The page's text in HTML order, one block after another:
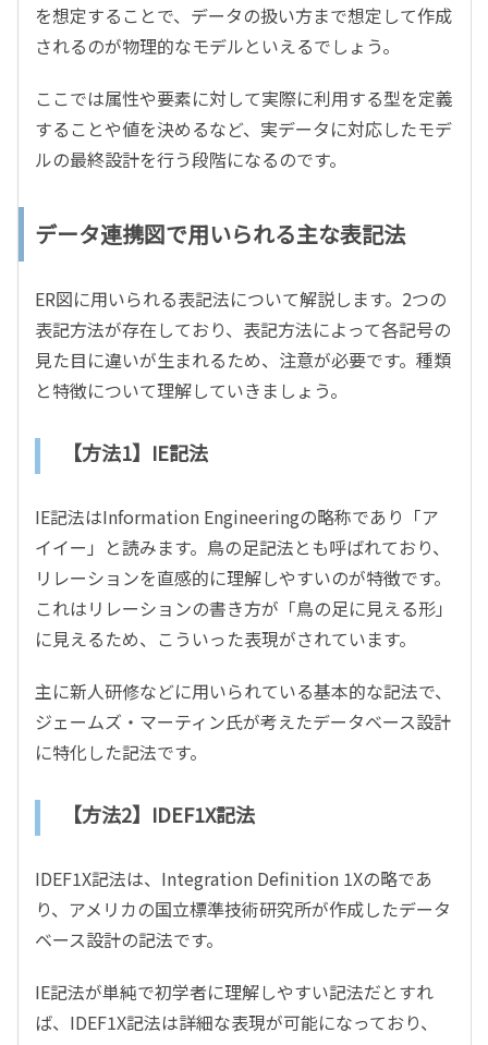
を想定することで、データの扱い方まで想定して作成
されるのが物理的なモデルといえるでしょう。
ここでは属性や要素に対して実際に利用する型を定義
することや値を決めるなど、実データに対応したモデ
ルの最終設計を行う段階になるのです。
データ連携図で用いられる主な表記法
ER図に用いられる表記法について解説します。2つの
表記方法が存在しており、表記方法によって各記号の
見た目に違いが生まれるため、注意が必要です。種類
と特徴について理解していきましょう。
【方法1】IE記法
IE記法はInformation Engineeringの略称であり「ア
イイー」と読みます。鳥の足記法とも呼ばれており、
リレーションを直感的に理解しやすいのが特徴です。
これはリレーションの書き方が「鳥の足に見える形」
に見えるため、こういった表現がされています。
主に新人研修などに用いられている基本的な記法で、
ジェームズ・マーティン氏が考えたデータベース設計
に特化した記法です。
【方法2】IDEF1X記法
IDEF1X記法は、Integration Definition 1Xの略であ
り、アメリカの国立標準技術研究所が作成したデータ
ベース設計の記法です。
IE記法が単純で初学者に理解しやすい記法だとすれ
ば、IDEF1X記法は詳細な表現が可能になっており、